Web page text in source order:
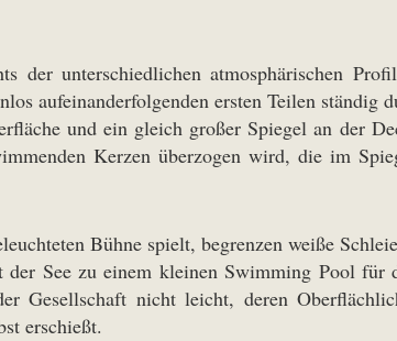
der unterschiedlichen atmosphärischen
aufeinanderfolgenden ersten Teilen ständig
und ein gleich großer Spiegel an der
Kerzen überzogen wird, die im
Bühne spielt, begrenzen weiße
See zu einem kleinen Swimming Pool für
Gesellschaft nicht leicht, deren
erschießt.